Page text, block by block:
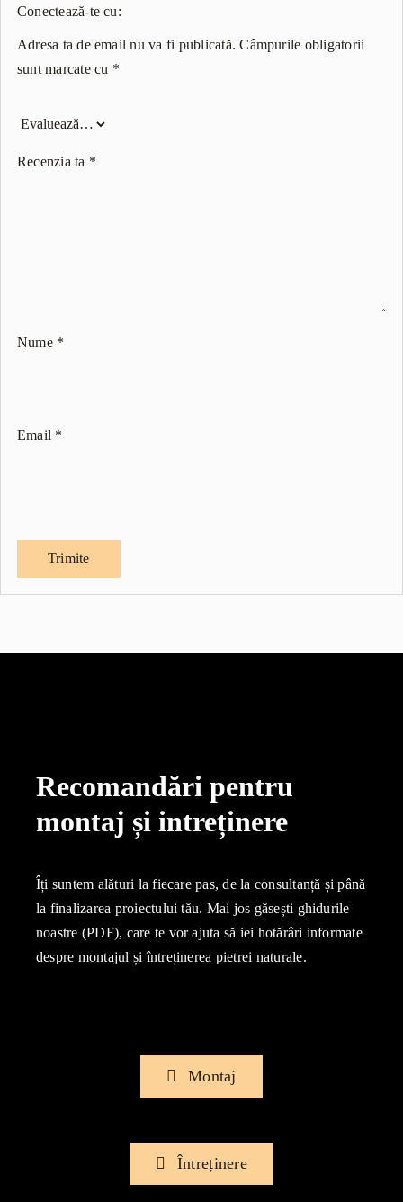
Conectează-te cu:
Adresa ta de email nu va fi publicată. Câmpurile obligatorii
sunt marcate cu *
Recenzia ta *
Nume *
Email *
Recomandări pentru
montaj și intreținere
Îți suntem alături la fiecare pas, de la consultanță și până
la finalizarea proiectului tău. Mai jos găsești ghidurile
noastre (PDF), care te vor ajuta să iei hotărâri informate
despre montajul și întreținerea pietrei naturale.
Montaj
Întreținere